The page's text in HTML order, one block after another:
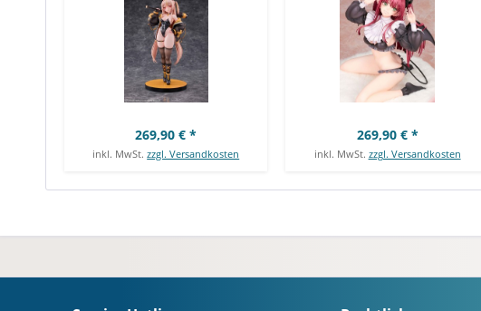
269,90 € *
inkl. MwSt.zzgl. Versandkosten
269,90 € *
inkl. MwSt. zzgl. Versandkosten